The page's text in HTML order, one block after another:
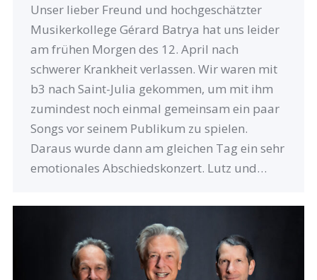
Unser lieber Freund und hochgeschätzter
Musikerkollege Gérard Batrya hat uns leider
am frühen Morgen des 12. April nach
schwerer Krankheit verlassen. Wir waren mit
b3 nach Saint-Julia gekommen, um mit ihm
zumindest noch einmal gemeinsam ein paar
Songs vor seinem Publikum zu spielen.
Daraus wurde dann am gleichen Tag ein sehr
emotionales Abschiedskonzert. Lutz und…